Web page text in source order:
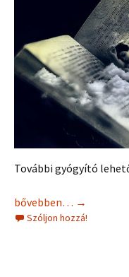
További gyógyító
Nőiség és nőiesség –
bővebben… →
Szóljon hozzá!